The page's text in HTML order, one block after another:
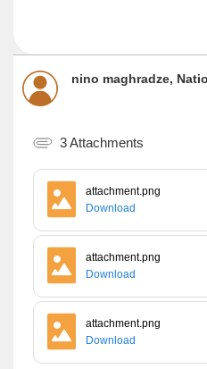
3 Attachments
attachment.png
Download
attachment.png
Download
attachment.png
Download